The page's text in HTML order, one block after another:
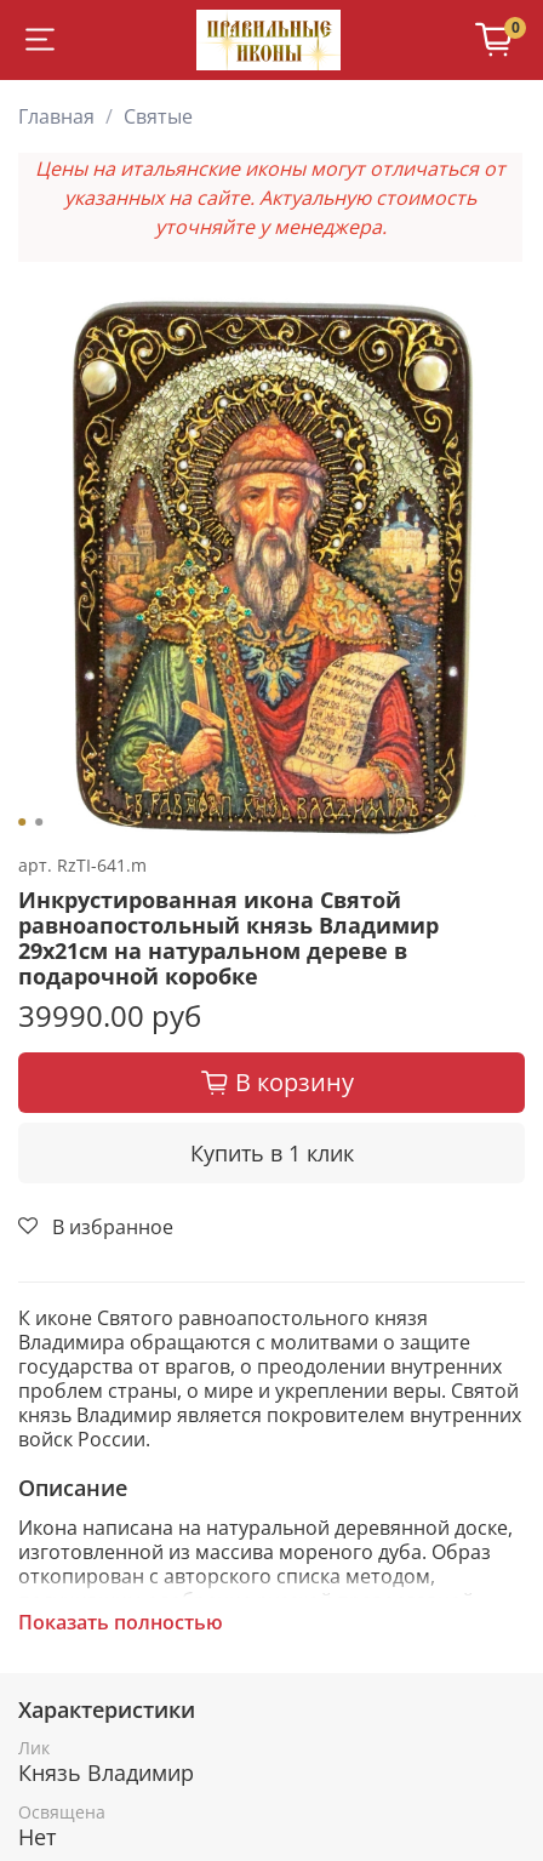
0
Главная
Святые
Цены на итальянские иконы могут отличаться от
указанных на сайте. Актуальную стоимость
уточняйте у менеджера.
арт. RzTI-641.m
Инкрустированная икона Святой
равноапостольный князь Владимир
29х21см на натуральном дереве в
подарочной коробке
39990.00 руб
В корзину
Купить в 1 клик
В избранное
К иконе Святого равноапостольного князя
Владимира обращаются с молитвами о защите
государства от врагов, о преодолении внутренних
проблем страны, о мире и укреплении веры. Святой
князь Владимир является покровителем внутренних
войск России.
Описание
Икона написана на натуральной деревянной доске,
изготовленной из массива мореного дуба. Образ
откопирован с авторского списка методом,
получившим одобрение русской православной
церкви.
При окончательном оформлении образа
использовались специальные фронтажные грунты,
выравнивающие лаки и темперные краски. Венец и
поля иконы вручную украшены рельефным
орнаментом и натуральным жемчугом или
полудрагоценными камнями.
Показать полностью
Характеристики
Лик
Князь Владимир
Освящена
Нет